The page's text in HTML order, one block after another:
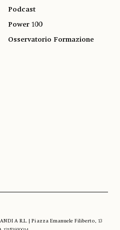
Podcast
Power 100
Osservatorio Formazione
A R.L. | Piazza Emanuele Filiberto, 13